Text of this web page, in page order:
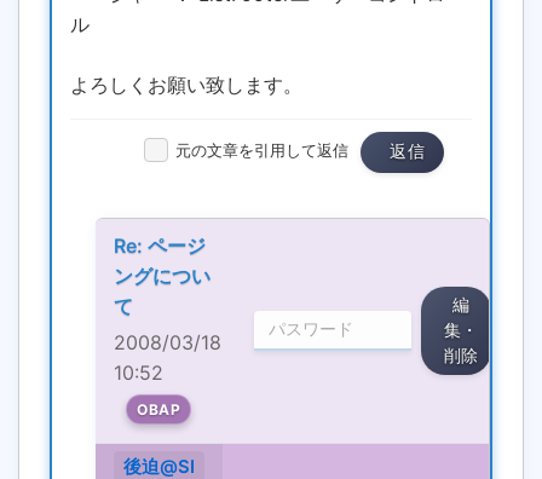
ル
よろしくお願い致します。
元の文章を引用して返信 返信
Re: ページ
ングについ
て
2008/03/18
10:52
OBAP
編
集・
削除
後迫@SI